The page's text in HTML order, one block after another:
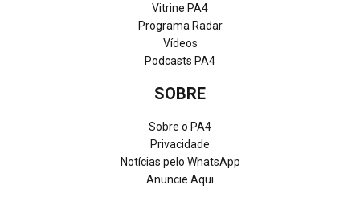
Vitrine PA4
Programa Radar
Vídeos
Podcasts PA4
SOBRE
Sobre o PA4
Privacidade
Notícias pelo WhatsApp
Anuncie Aqui